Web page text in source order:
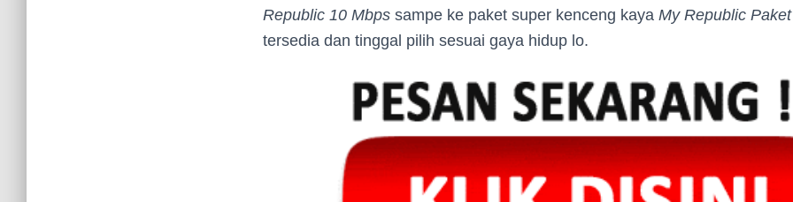
Republic 10 Mbps sampe ke paket super kenceng kaya My Republic
tersedia dan tinggal pilih sesuai gaya hidup lo.